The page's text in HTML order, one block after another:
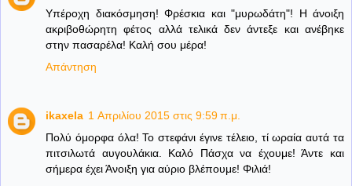
Υπέροχη διακόσμηση! Φρέσκια και "μυρωδάτη"! Η άνοιξη
ακριβοθώρητη φέτος αλλά τελικά δεν άντεξε και ανέβηκε
στην πασαρέλα! Καλή σου μέρα!
Απάντηση
ikaxela 1 Απριλίου 2015 στις 9:59 π.μ.
Πολύ όμορφα όλα! Το στεφάνι έγινε τέλειο, τί ωραία αυτά τα
πιτσιλωτά αυγουλάκια. Καλό Πάσχα να έχουμε! Άντε και
σήμερα έχει Άνοιξη για αύριο βλέπουμε! Φιλιά!